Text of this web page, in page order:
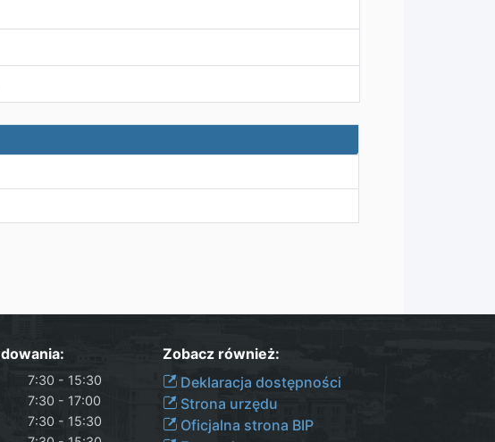
7:30 - 15:30
7:30 - 17:00
7:30 - 15:30
Zobacz również:
Deklaracja dostępności
Strona urzędu
Oficjalna strona BIP